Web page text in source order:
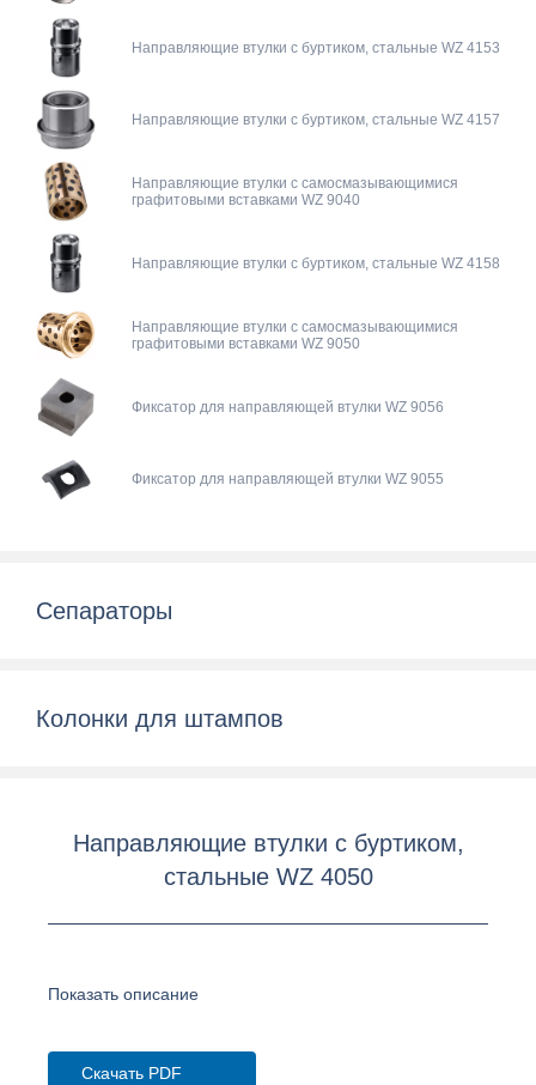
Направляющие втулки с буртиком, стальные WZ 4153
Направляющие втулки с буртиком, стальные WZ 4157
Направляющие втулки с самосмазывающимися
графитовыми вставками WZ 9040
Направляющие втулки с буртиком, стальные WZ 4158
Направляющие втулки с самосмазывающимися
графитовыми вставками WZ 9050
Фиксатор для направляющей втулки WZ 9056
Фиксатор для направляющей втулки WZ 9055
Сепараторы
Колонки для штампов
Направляющие втулки с буртиком,
стальные WZ 4050
Показать описание
Скачать PDF